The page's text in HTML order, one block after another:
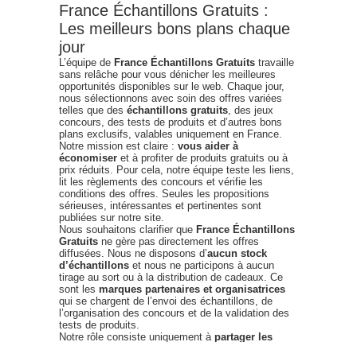
France Échantillons Gratuits :
Les meilleurs bons plans chaque
jour
L’équipe de France Échantillons Gratuits travaille
sans relâche pour vous dénicher les meilleures
opportunités disponibles sur le web. Chaque jour,
nous sélectionnons avec soin des offres variées
telles que des échantillons gratuits , des jeux
concours, des tests de produits et d’autres bons
plans exclusifs, valables uniquement en France.
Notre mission est claire : vous aider à
économiser et à profiter de produits gratuits ou à
prix réduits. Pour cela, notre équipe teste les liens,
lit les règlements des concours et vérifie les
conditions des offres. Seules les propositions
sérieuses, intéressantes et pertinentes sont
publiées sur notre site.
Nous souhaitons clarifier que France Échantillons
Gratuits ne gère pas directement les offres
diffusées. Nous ne disposons d’aucun stock
d’échantillons et nous ne participons à aucun
tirage au sort ou à la distribution de cadeaux. Ce
sont les marques partenaires et organisatrices
qui se chargent de l’envoi des échantillons, de
l’organisation des concours et de la validation des
tests de produits.
Notre rôle consiste uniquement à partager les